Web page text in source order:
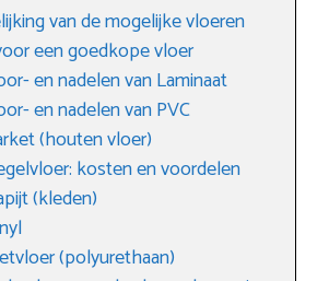
van de mogelijke vloeren
een goedkope vloer
en nadelen van Laminaat
en nadelen van PVC
(houten vloer)
kosten en voordelen
(kleden)
(polyurethaan)